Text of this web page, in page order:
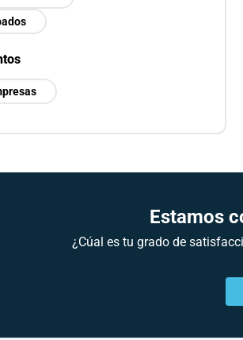
Estamos
¿Cúal es tu grado de